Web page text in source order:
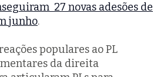
27 novas adesões de
junho.
populares ao PL
da direita